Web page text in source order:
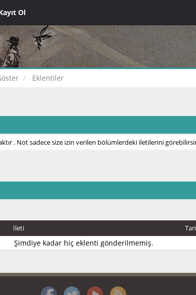
Ol
Eklentiler
. Not sadece size izin verilen bölümlerdeki iletilerini
İleti
Şimdiye kadar hiç eklenti gönderilmemiş.